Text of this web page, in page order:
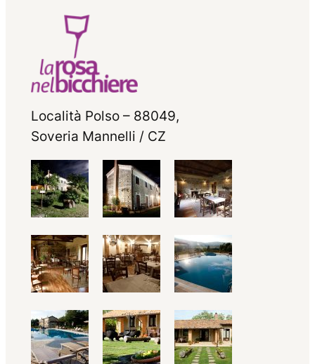
Località Polso – 88049,
Soveria Mannelli / CZ